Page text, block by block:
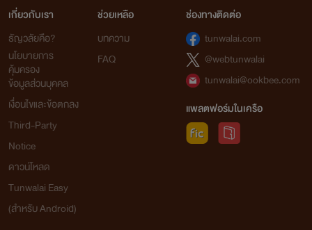
เกี่ยวกับเรา
ธัญวลัยคือ?
นโยบายการ
คุ้มครอง
ข้อมูลส่วนบุคคล
เงื่อนไขและข้อตกลง
Third-Party
Notice
ดาวน์โหลด
Tunwalai Easy
(สำหรับ Android)
ช่วยเหลือ
บทความ
FAQ
ช่องทางติดต่อ
tunwalai.com
@webtunwalai
tunwalai@ookbee.com
แพลตฟอร์มในเครือ